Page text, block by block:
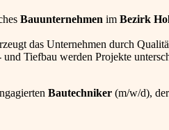
Bauunternehmen im Bezirk
das Unternehmen durch
Tiefbau werden Projekte
Bautechniker (m/w/d),